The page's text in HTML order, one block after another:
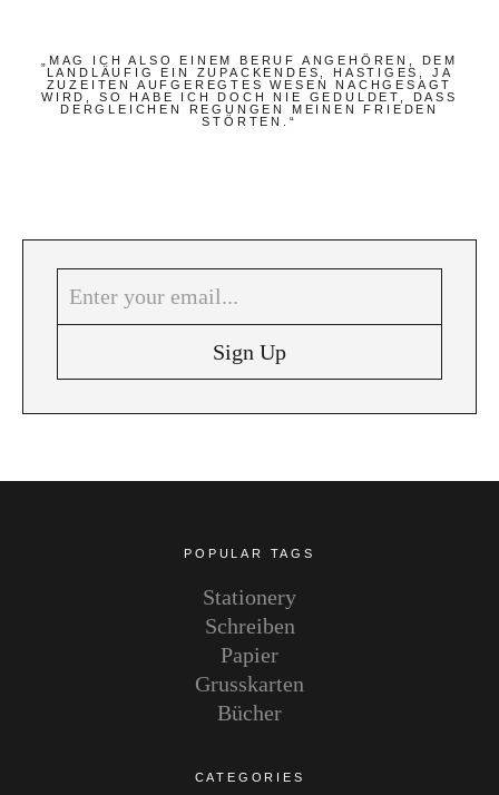
Zeitgeist
InstagramPinterest
„MAG ICH ALSO EINEM BERUF ANGEHÖREN, DEM
LANDLÄUFIG EIN ZUPACKENDES, HASTIGES, JA
ZUZEITEN AUFGEREGTES WESEN NACHGESAGT
WIRD, SO HABE ICH DOCH NIE GEDULDET, DASS
DERGLEICHEN REGUNGEN MEINEN FRIEDEN
STÖRTEN.“
POPULAR TAGS
Stationery
Schreiben
Papier
Grusskarten
Bücher
CATEGORIES